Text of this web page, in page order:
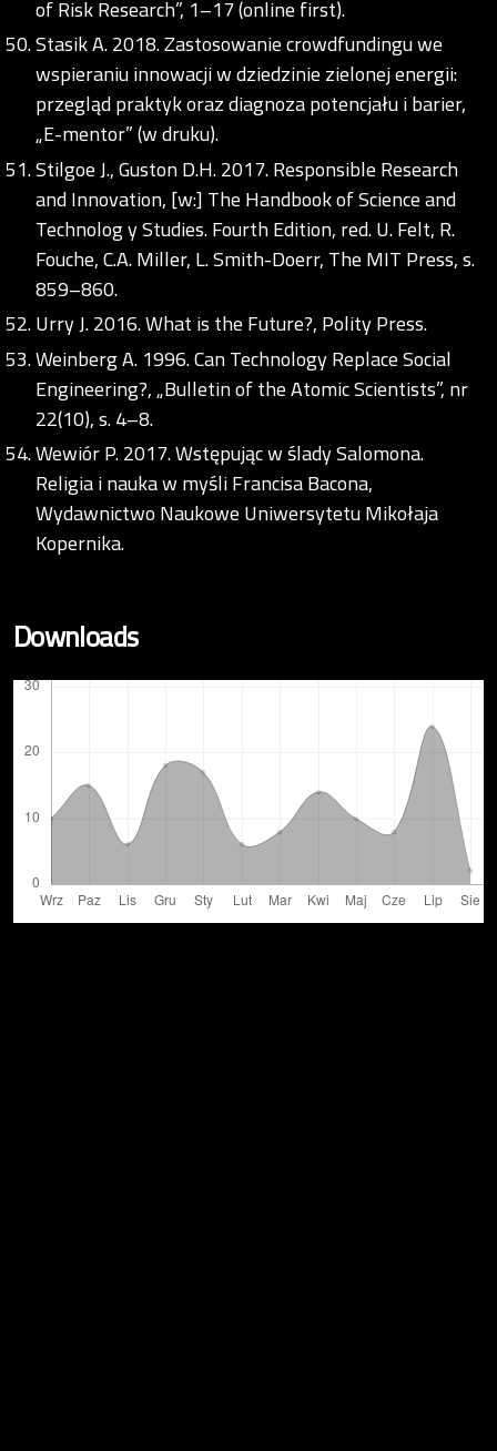
of Risk Research”, 1–17 (online first).
Stasik A. 2018. Zastosowanie crowdfundingu we
wspieraniu innowacji w dziedzinie zielonej energii:
przegląd praktyk oraz diagnoza potencjału i barier,
„E-mentor” (w druku).
Stilgoe J., Guston D.H. 2017. Responsible Research
and Innovation, [w:] The Handbook of Science and
Technolog y Studies. Fourth Edition, red. U. Felt, R.
Fouche, C.A. Miller, L. Smith-Doerr, The MIT Press, s.
859–860.
Urry J. 2016. What is the Future?, Polity Press.
Weinberg A. 1996. Can Technology Replace Social
Engineering?, „Bulletin of the Atomic Scientists”, nr
22(10), s. 4–8.
Wewiór P. 2017. Wstępując w ślady Salomona.
Religia i nauka w myśli Francisa Bacona,
Wydawnictwo Naukowe Uniwersytetu Mikołaja
Kopernika.
Downloads